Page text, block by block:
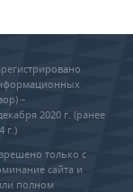
–
2020 г. (ранее
г.)
только с
сайта и
полном